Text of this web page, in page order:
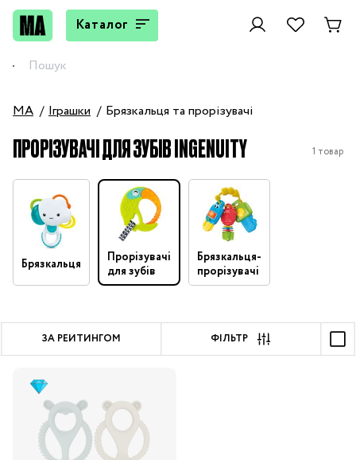
Каталог
MA Іграшки Брязкальця та прорізувачі
ПРОРІЗУВАЧІ ДЛЯ ЗУБІВ INGENUITY 1 товар
Брязкальця
Прорізувачі
для зубів
Брязкальця-
прорізувачі
ЗА РЕЙТИНГОМ ФІЛЬТР